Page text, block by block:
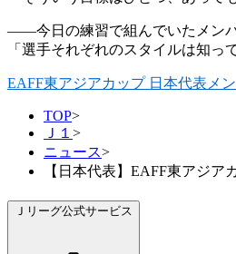
――今日の練習で組んでいたメン
「選手それぞれのスタイルは知っ
EAFF東アジアカップ 日本代表メ
TOP>
Ｊ１ >
ニュース>
【日本代表】EAFF東アジア
Ｊリーグ公式サービス